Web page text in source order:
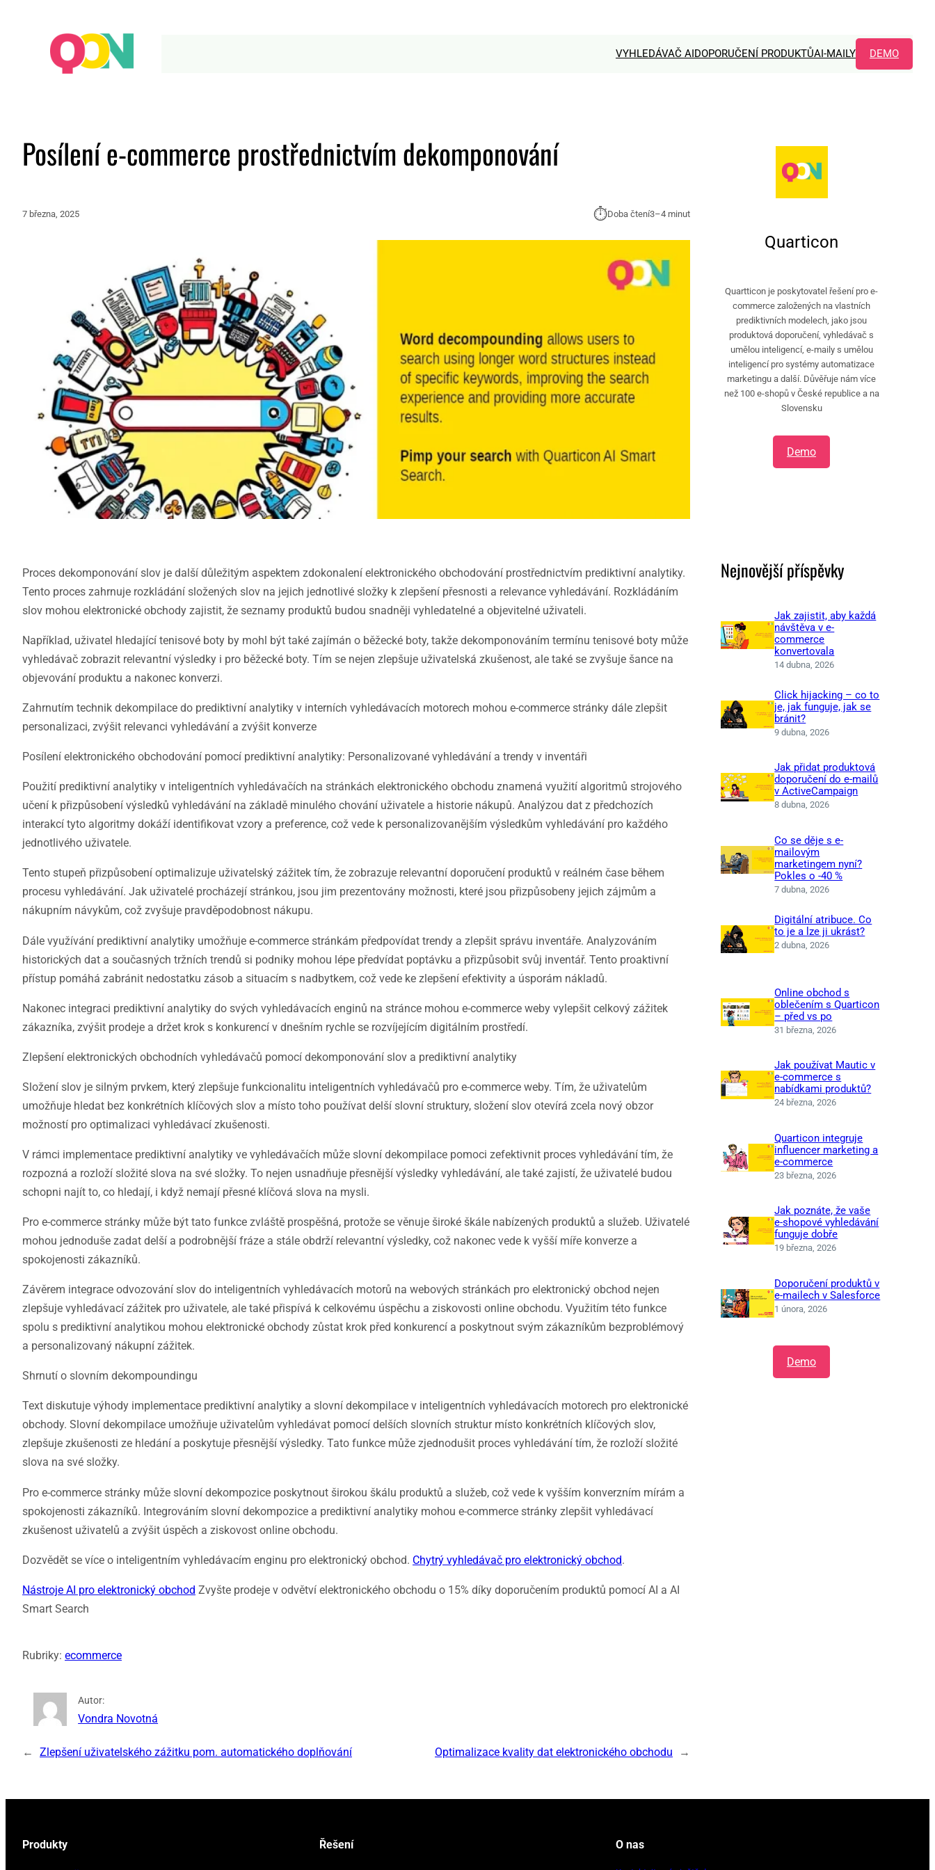
VYHLEDÁVAČ AIDOPORUČENÍ PRODUKTŮAI-MAILY DEMO
Posílení e-commerce prostřednictvím dekomponování
7 března, 2025 ⏱︎Doba čtení3–4 minut
Proces dekomponování slov je další důležitým aspektem zdokonalení elektronického obchodování prostřednictvím prediktivní analytiky.
Tento proces zahrnuje rozkládání složených slov na jejich jednotlivé složky k zlepšení přesnosti a relevance vyhledávání. Rozkládáním
slov mohou elektronické obchody zajistit, že seznamy produktů budou snadněji vyhledatelné a objevitelné uživateli.
Například, uživatel hledající tenisové boty by mohl být také zajímán o běžecké boty, takže dekomponováním termínu tenisové boty může
vyhledávač zobrazit relevantní výsledky i pro běžecké boty. Tím se nejen zlepšuje uživatelská zkušenost, ale také se zvyšuje šance na
objevování produktu a nakonec konverzi.
Zahrnutím technik dekompilace do prediktivní analytiky v interních vyhledávacích motorech mohou e-commerce stránky dále zlepšit
personalizaci, zvýšit relevanci vyhledávání a zvýšit konverze
Posílení elektronického obchodování pomocí prediktivní analytiky: Personalizované vyhledávání a trendy v inventáři
Použití prediktivní analytiky v inteligentních vyhledávačích na stránkách elektronického obchodu znamená využití algoritmů strojového
učení k přizpůsobení výsledků vyhledávání na základě minulého chování uživatele a historie nákupů. Analýzou dat z předchozích
interakcí tyto algoritmy dokáží identifikovat vzory a preference, což vede k personalizovanějším výsledkům vyhledávání pro každého
jednotlivého uživatele.
Tento stupeň přizpůsobení optimalizuje uživatelský zážitek tím, že zobrazuje relevantní doporučení produktů v reálném čase během
procesu vyhledávání. Jak uživatelé procházejí stránkou, jsou jim prezentovány možnosti, které jsou přizpůsobeny jejich zájmům a
nákupním návykům, což zvyšuje pravděpodobnost nákupu.
Dále využívání prediktivní analytiky umožňuje e-commerce stránkám předpovídat trendy a zlepšit správu inventáře. Analyzováním
historických dat a současných tržních trendů si podniky mohou lépe předvídat poptávku a přizpůsobit svůj inventář. Tento proaktivní
přístup pomáhá zabránit nedostatku zásob a situacím s nadbytkem, což vede ke zlepšení efektivity a úsporám nákladů.
Nakonec integraci prediktivní analytiky do svých vyhledávacích enginů na stránce mohou e-commerce weby vylepšit celkový zážitek
zákazníka, zvýšit prodeje a držet krok s konkurencí v dnešním rychle se rozvíjejícím digitálním prostředí.
Zlepšení elektronických obchodních vyhledávačů pomocí dekomponování slov a prediktivní analytiky
Složení slov je silným prvkem, který zlepšuje funkcionalitu inteligentních vyhledávačů pro e-commerce weby. Tím, že uživatelům
umožňuje hledat bez konkrétních klíčových slov a místo toho používat delší slovní struktury, složení slov otevírá zcela nový obzor
možností pro optimalizaci vyhledávací zkušenosti.
V rámci implementace prediktivní analytiky ve vyhledávačích může slovní dekompilace pomoci zefektivnit proces vyhledávání tím, že
rozpozná a rozloží složité slova na své složky. To nejen usnadňuje přesnější výsledky vyhledávání, ale také zajistí, že uživatelé budou
schopni najít to, co hledají, i když nemají přesné klíčová slova na mysli.
Pro e-commerce stránky může být tato funkce zvláště prospěšná, protože se věnuje široké škále nabízených produktů a služeb. Uživatelé
mohou jednoduše zadat delší a podrobnější fráze a stále obdrží relevantní výsledky, což nakonec vede k vyšší míře konverze a
spokojenosti zákazníků.
Závěrem integrace odvozování slov do inteligentních vyhledávacích motorů na webových stránkách pro elektronický obchod nejen
zlepšuje vyhledávací zážitek pro uživatele, ale také přispívá k celkovému úspěchu a ziskovosti online obchodu. Využitím této funkce
spolu s prediktivní analytikou mohou elektronické obchody zůstat krok před konkurencí a poskytnout svým zákazníkům bezproblémový
a personalizovaný nákupní zážitek.
Shrnutí o slovním dekompoundingu
Text diskutuje výhody implementace prediktivní analytiky a slovní dekompilace v inteligentních vyhledávacích motorech pro elektronické
obchody. Slovní dekompilace umožňuje uživatelům vyhledávat pomocí delších slovních struktur místo konkrétních klíčových slov,
zlepšuje zkušenosti ze hledání a poskytuje přesnější výsledky. Tato funkce může zjednodušit proces vyhledávání tím, že rozloží složité
slova na své složky.
Pro e-commerce stránky může slovní dekompozice poskytnout širokou škálu produktů a služeb, což vede k vyšším konverzním mírám a
spokojenosti zákazníků. Integrováním slovní dekompozice a prediktivní analytiky mohou e-commerce stránky zlepšit vyhledávací
zkušenost uživatelů a zvýšit úspěch a ziskovost online obchodu.
Dozvědět se více o inteligentním vyhledávacím enginu pro elektronický obchod. Chytrý vyhledávač pro elektronický obchod.
Nástroje AI pro elektronický obchod Zvyšte prodeje v odvětví elektronického obchodu o 15% díky doporučením produktů pomocí AI a AI
Smart Search
Rubriky: ecommerce
Autor:
Vondra Novotná
← Zlepšení uživatelského zážitku pom. automatického doplňování Optimalizace kvality dat elektronického obchodu →
Quarticon
Quartticon je poskytovatel řešení pro e-
commerce založených na vlastních
prediktivních modelech, jako jsou
produktová doporučení, vyhledávač s
umělou inteligencí, e-maily s umělou
inteligencí pro systémy automatizace
marketingu a další. Důvěřuje nám více
než 100 e-shopů v České republice a na
Slovensku
Demo
Nejnovější příspěvky
Jak zajistit, aby každá
návštěva v e-
commerce
konvertovala
14 dubna, 2026
Click hijacking – co to
je, jak funguje, jak se
bránit?
9 dubna, 2026
Jak přidat produktová
doporučení do e-mailů
v ActiveCampaign
8 dubna, 2026
Co se děje s e-
mailovým
marketingem nyní?
Pokles o -40 %
7 dubna, 2026
Digitální atribuce. Co
to je a lze ji ukrást?
2 dubna, 2026
Online obchod s
oblečením s Quarticon
– před vs po
31 března, 2026
Jak používat Mautic v
e-commerce s
nabídkami produktů?
24 března, 2026
Quarticon integruje
influencer marketing a
e-commerce
23 března, 2026
Jak poznáte, že vaše
e‑shopové vyhledávání
funguje dobře
19 března, 2026
Doporučení produktů v
e-mailech v Salesforce
1 února, 2026
Demo
Produkty Řešení O nas